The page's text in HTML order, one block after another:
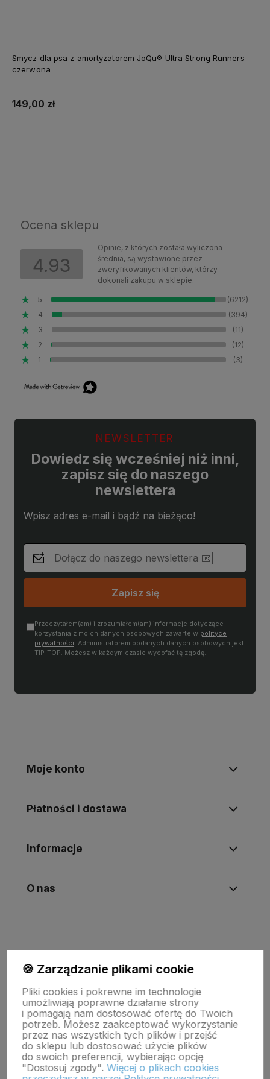
Smycz dla psa z amortyzatorem JoQu® Ultra Strong Runners
czerwona
149,00 zł
Ocena sklepu
4.93
Opinie, z których została wyliczona
średnia, są wystawione przez
zweryfikowanych klientów, którzy
dokonali zakupu w sklepie.
5
(6212)
4
(394)
3
(11)
2
(12)
1
(3)
NEWSLETTER
Dowiedz się wcześniej niż inni,
zapisz się do naszego
newslettera
Wpisz adres e-mail i bądź na bieżąco!
Zapisz się
Przeczytałem(am) i zrozumiałem(am) informacje dotyczące
korzystania z moich danych osobowych zawarte w polityce
prywatności. Administratorem podanych danych osobowych jest
TIP-TOP. Możesz w każdym czasie wycofać tę zgodę.
Moje konto
Płatności i dostawa
Informacje
O nas
Wojewódzki Inspektorat Weterynarii w Zielonej Górze
ul. Botaniczna 14 65-306 Zielona Góra
tel. 68 453 73 00 tel. 68 453 73 01
email:zielonagora.wiw@wet.zgora.pl
GŁÓWNY INSPEKTORAT WETERYNARII
🍪 Zarządzanie plikami cookie
Pliki cookies i pokrewne im technologie
umożliwiają poprawne działanie strony
i pomagają nam dostosować ofertę do Twoich
potrzeb. Możesz zaakceptować wykorzystanie
przez nas wszystkich tych plików i przejść
do sklepu lub dostosować użycie plików
do swoich preferencji, wybierając opcję
"Dostosuj zgody". Więcej o plikach cookies